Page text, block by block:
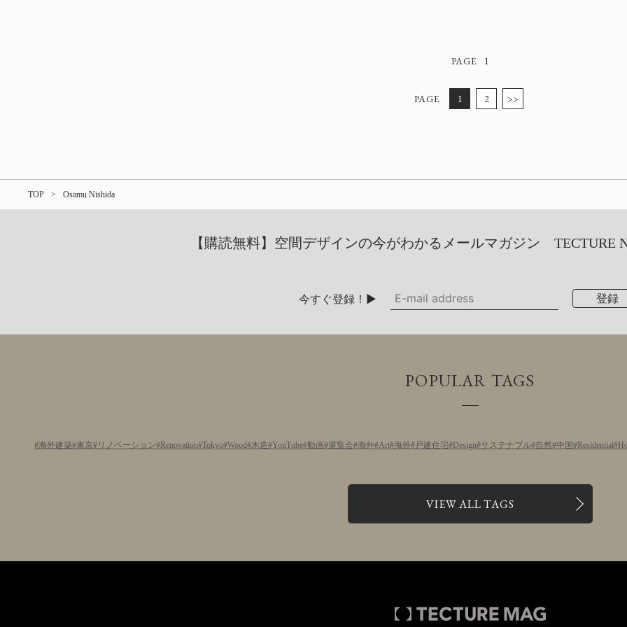
1
1 2 >>
TOP Osamu Nishida
【購読無料】空間デザインの今がわかるメールマガジン TECTURE
今すぐ登録！▶
POPULAR TAGS
海外建築 東京 リノベーション Renovation Tokyo Wood 木造 YouTube 動画 展覧会 海外 Art 海外 戸建住宅 Design サステナブル 自然 中国 Residential
VIEW ALL TAGS